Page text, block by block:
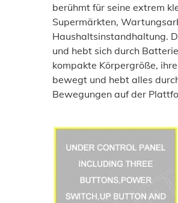
berühmt für seine extrem
Supermärkten,
Haushaltsinstandhaltung.
und hebt sich durch
kompakte Körpergröße,
bewegt und hebt alles
Bewegungen auf der